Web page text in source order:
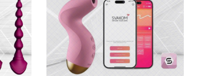
vài phút. Chất liệu silicon mềm mại, dùng